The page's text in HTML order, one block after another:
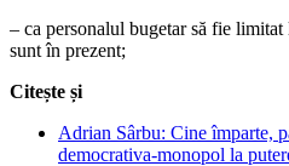
– ca personalul bugetar să fie
sunt în prezent;
Citește și
Adrian Sârbu: Cine împarte,
democrativa-monopol la